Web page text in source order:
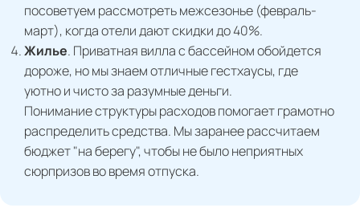
посоветуем рассмотреть межсезонье (февраль-
март), когда отели дают скидки до 40%.
Жилье. Приватная вилла с бассейном обойдется
дороже, но мы знаем отличные гестхаусы, где
уютно и чисто за разумные деньги.
Понимание структуры расходов помогает грамотно
распределить средства. Мы заранее рассчитаем
бюджет "на берегу", чтобы не было неприятных
сюрпризов во время отпуска.